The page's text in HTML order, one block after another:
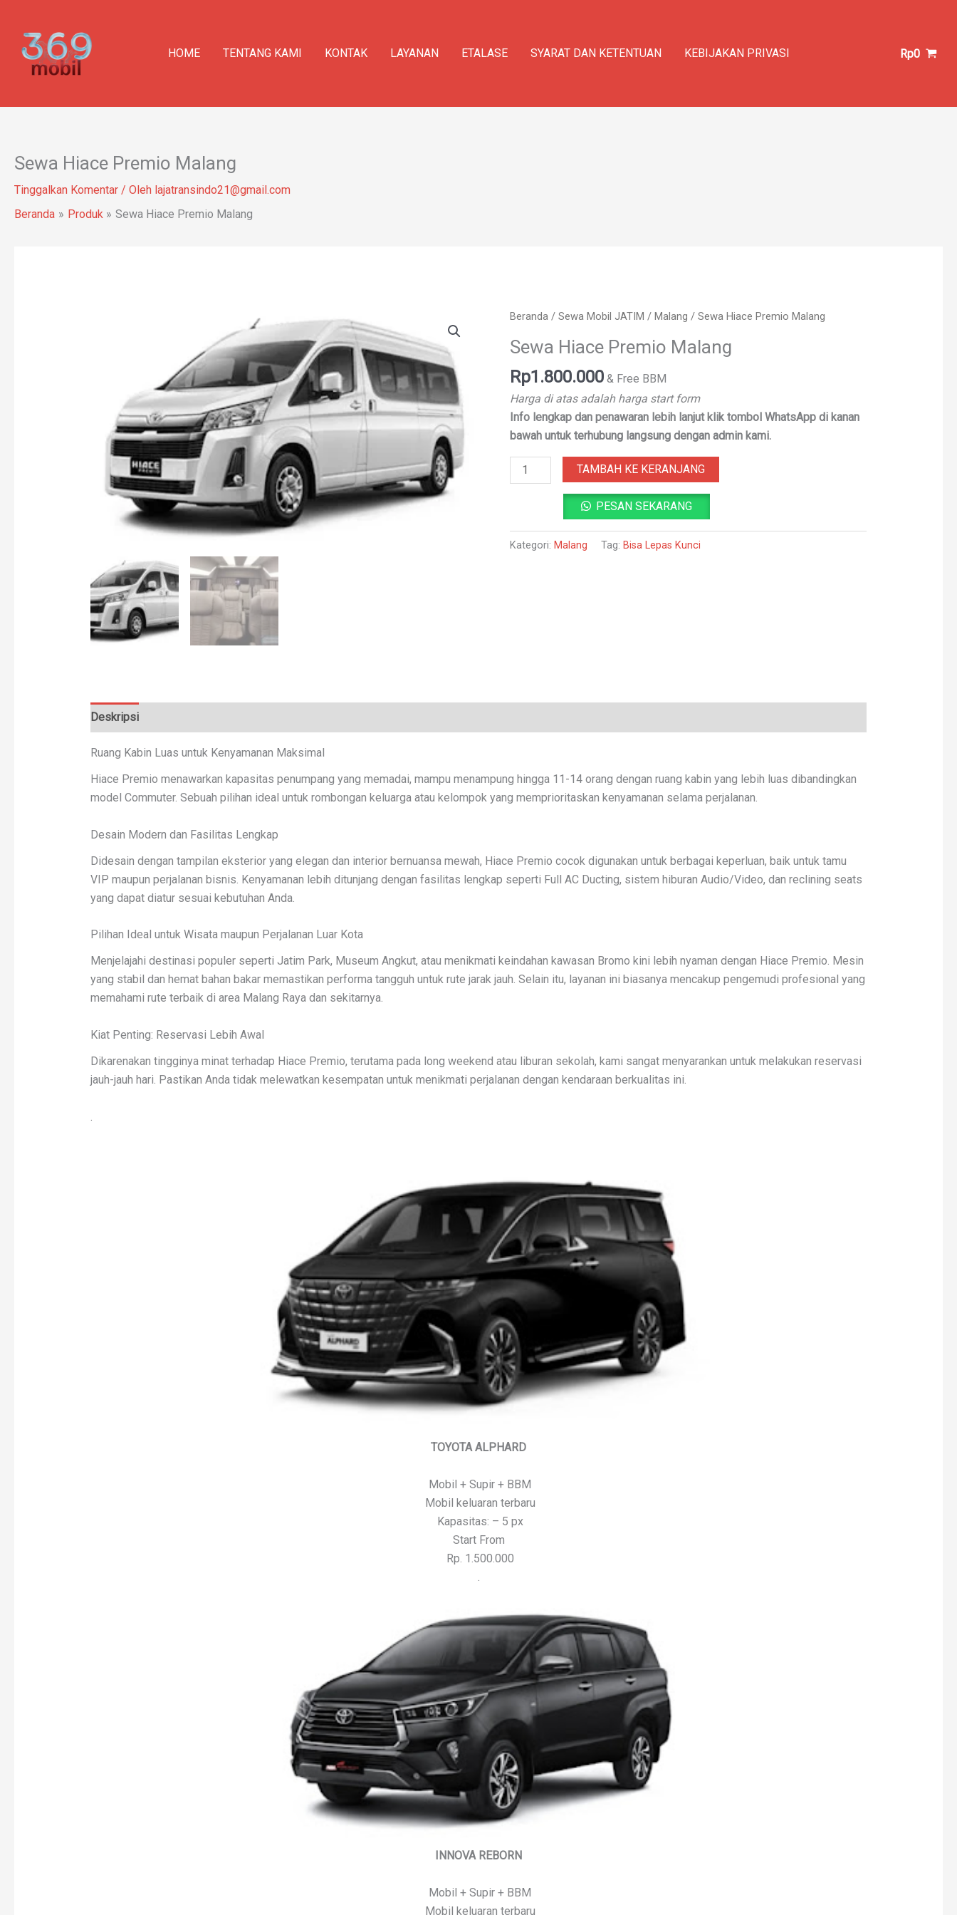
konten
HOME TENTANG KAMI KONTAK LAYANAN ETALASE SYARAT DAN KETENTUAN KEBIJAKAN PRIVASI Rp0
Sewa Hiace Premio Malang
Tinggalkan Komentar / Oleh lajatransindo21@gmail.com
Beranda
Produk Sewa Hiace Premio Malang
Beranda/ Sewa Mobil JATIM / Malang / Sewa Hiace Premio Malang
Sewa Hiace Premio Malang
Rp1.800.000 & Free BBM
Harga di atas adalah harga start form
Info lengkap dan penawaran lebih lanjut klik tombol WhatsApp di kanan
bawah untuk terhubung langsung dengan admin kami.
Kuantitas
Hiace
Premio
Malang
TAMBAH KE KERANJANG
PESAN SEKARANG
Kategori: Malang Tag: Bisa Lepas Kunci
Deskripsi
Ruang Kabin Luas untuk Kenyamanan Maksimal
Hiace Premio menawarkan kapasitas penumpang yang memadai, mampu menampung hingga 11-14 orang dengan ruang kabin yang lebih luas dibandingkan
model Commuter. Sebuah pilihan ideal untuk rombongan keluarga atau kelompok yang memprioritaskan kenyamanan selama perjalanan.
Desain Modern dan Fasilitas Lengkap
Didesain dengan tampilan eksterior yang elegan dan interior bernuansa mewah, Hiace Premio cocok digunakan untuk berbagai keperluan, baik untuk tamu
VIP maupun perjalanan bisnis. Kenyamanan lebih ditunjang dengan fasilitas lengkap seperti Full AC Ducting, sistem hiburan Audio/Video, dan reclining seats
yang dapat diatur sesuai kebutuhan Anda.
Pilihan Ideal untuk Wisata maupun Perjalanan Luar Kota
Menjelajahi destinasi populer seperti Jatim Park, Museum Angkut, atau menikmati keindahan kawasan Bromo kini lebih nyaman dengan Hiace Premio. Mesin
yang stabil dan hemat bahan bakar memastikan performa tangguh untuk rute jarak jauh. Selain itu, layanan ini biasanya mencakup pengemudi profesional yang
memahami rute terbaik di area Malang Raya dan sekitarnya.
Kiat Penting: Reservasi Lebih Awal
Dikarenakan tingginya minat terhadap Hiace Premio, terutama pada long weekend atau liburan sekolah, kami sangat menyarankan untuk melakukan reservasi
jauh-jauh hari. Pastikan Anda tidak melewatkan kesempatan untuk menikmati perjalanan dengan kendaraan berkualitas ini.
.
TOYOTA ALPHARD
Mobil + Supir + BBM
Mobil keluaran terbaru
Kapasitas: – 5 px
Start From
Rp. 1.500.000
.
INNOVA REBORN
Mobil + Supir + BBM
Mobil keluaran terbaru